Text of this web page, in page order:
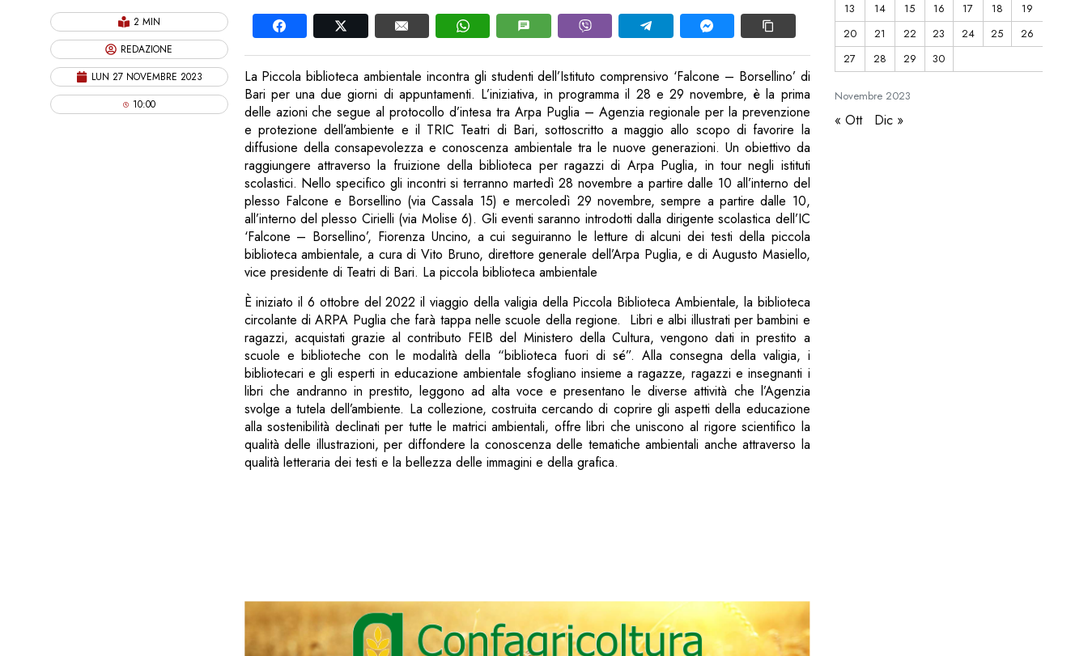
2 MIN
REDAZIONE
LUN 27 NOVEMBRE 2023
10:00
La Piccola biblioteca ambientale incontra gli studenti dell’Istituto comprensivo ‘Falcone – Borsellino’ di
Bari per una due giorni di appuntamenti. L’iniziativa, in programma il 28 e 29 novembre, è la prima
delle azioni che segue al protocollo d’intesa tra Arpa Puglia – Agenzia regionale per la prevenzione
e protezione dell’ambiente e il TRIC Teatri di Bari, sottoscritto a maggio allo scopo di favorire la
diffusione della consapevolezza e conoscenza ambientale tra le nuove generazioni. Un obiettivo da
raggiungere attraverso la fruizione della biblioteca per ragazzi di Arpa Puglia, in tour negli istituti
scolastici. Nello specifico gli incontri si terranno martedì 28 novembre a partire dalle 10 all’interno del
plesso Falcone e Borsellino (via Cassala 15) e mercoledì 29 novembre, sempre a partire dalle 10,
all’interno del plesso Cirielli (via Molise 6). Gli eventi saranno introdotti dalla dirigente scolastica dell’IC
‘Falcone – Borsellino’, Fiorenza Uncino, a cui seguiranno le letture di alcuni dei testi della piccola
biblioteca ambientale, a cura di Vito Bruno, direttore generale dell’Arpa Puglia, e di Augusto Masiello,
vice presidente di Teatri di Bari. La piccola biblioteca ambientale
È iniziato il 6 ottobre del 2022 il viaggio della valigia della Piccola Biblioteca Ambientale, la biblioteca
circolante di ARPA Puglia che farà tappa nelle scuole della regione. Libri e albi illustrati per bambini e
ragazzi, acquistati grazie al contributo FEIB del Ministero della Cultura, vengono dati in prestito a
scuole e biblioteche con le modalità della “biblioteca fuori di sé”. Alla consegna della valigia, i
bibliotecari e gli esperti in educazione ambientale sfogliano insieme a ragazze, ragazzi e insegnanti i
libri che andranno in prestito, leggono ad alta voce e presentano le diverse attività che l’Agenzia
svolge a tutela dell’ambiente. La collezione, costruita cercando di coprire gli aspetti della educazione
alla sostenibilità declinati per tutte le matrici ambientali, offre libri che uniscono al rigore scientifico la
qualità delle illustrazioni, per diffondere la conoscenza delle tematiche ambientali anche attraverso la
qualità letteraria dei testi e la bellezza delle immagini e della grafica.
Novembre2023
13
14 15 16 17 18
19
20
21 22 23 24 25
26
27
28 29 30
« Ott Dic »